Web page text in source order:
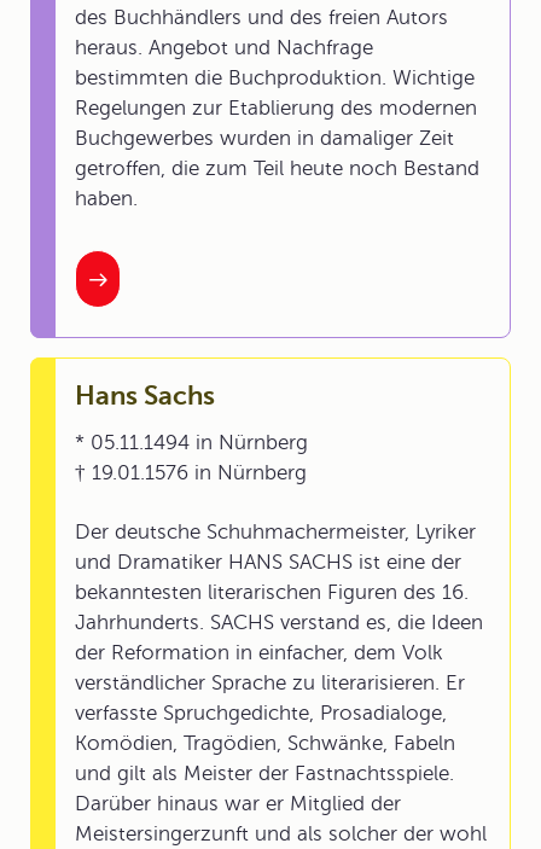
des Buchhändlers und des freien Autors
heraus. Angebot und Nachfrage
bestimmten die Buchproduktion. Wichtige
Regelungen zur Etablierung des modernen
Buchgewerbes wurden in damaliger Zeit
getroffen, die zum Teil heute noch Bestand
haben.
Hans Sachs
* 05.11.1494 in Nürnberg
† 19.01.1576 in Nürnberg
Der deutsche Schuhmachermeister, Lyriker
und Dramatiker HANS SACHS ist eine der
bekanntesten literarischen Figuren des 16.
Jahrhunderts. SACHS verstand es, die Ideen
der Reformation in einfacher, dem Volk
verständlicher Sprache zu literarisieren. Er
verfasste Spruchgedichte, Prosadialoge,
Komödien, Tragödien, Schwänke, Fabeln
und gilt als Meister der Fastnachtsspiele.
Darüber hinaus war er Mitglied der
Meistersingerzunft und als solcher der wohl